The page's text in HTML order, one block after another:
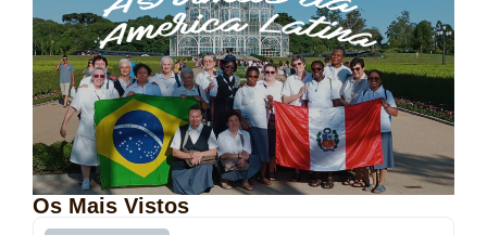
Os Mais Vistos